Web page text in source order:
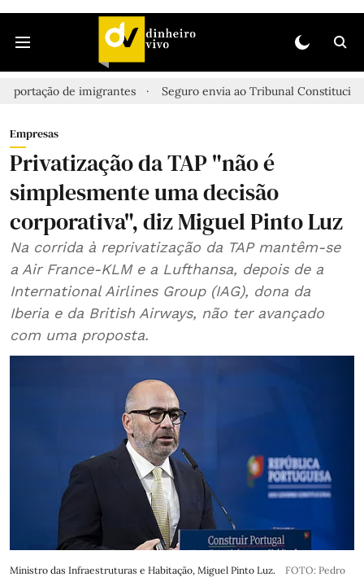
imigrantes Seguro envia ao Tribunal Constitucional lei que
Empresas
Privatização da TAP "não é
simplesmente uma decisão
corporativa", diz Miguel Pinto Luz
Na corrida à reprivatização da TAP mantêm-se
a Air France-KLM e a Lufthansa, depois de a
International Airlines Group (IAG), dona da
Iberia e da British Airways, não ter avançado
com uma proposta.
Ministro das Infraestruturas e Habitação, Miguel Pinto Luz.
FOTO: Pedro